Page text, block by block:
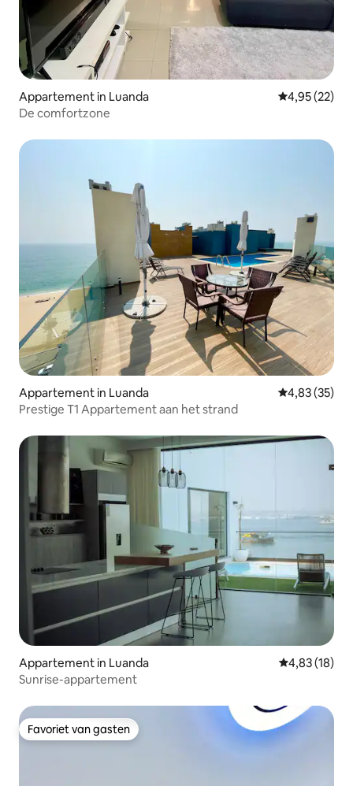
Appartement in Luanda Gemiddelde
4,95 (22)
De comfortzone
Appartement in Luanda Gemiddelde
4,83 (35)
Prestige T1 Appartement aan het strand
Appartement in Luanda Gemiddelde
4,83 (18)
Sunrise-appartement
Favoriet van gasten
Favoriet van gasten